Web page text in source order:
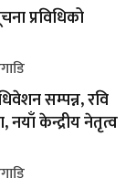
प्रविधिको
सम्पन्न, रवि
नयाँ केन्द्रीय नेतृत्व